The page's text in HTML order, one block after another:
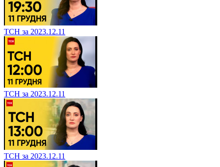
ТСН за 2023.12.11
ТСН за 2023.12.11
ТСН за 2023.12.11